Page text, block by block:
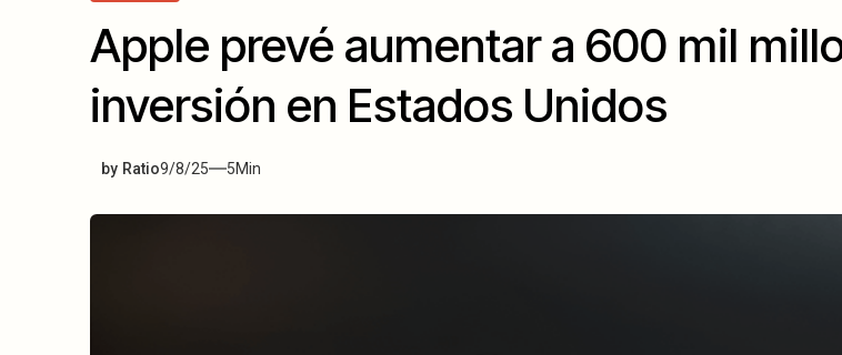
Apple prevé aumentar a 600 mil
inversión en Estados Unidos
by Ratio9/8/25 5Min